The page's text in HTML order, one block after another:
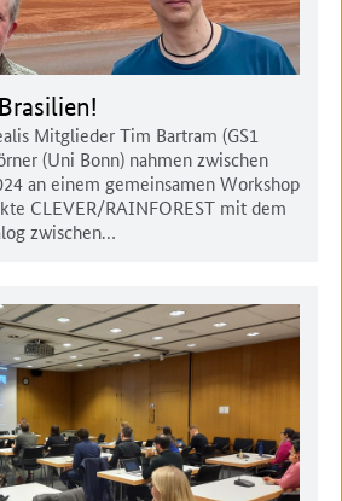
Mitglieder Tim Bartram (GS1
(Uni Bonn) nahmen zwischen
an einem gemeinsamen Workshop
CLEVER/RAINFOREST mit dem
zwischen…